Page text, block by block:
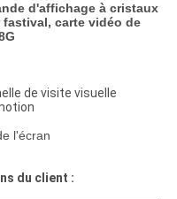
d'affichage à cristaux
carte vidéo de
de visite visuelle
l'écran
du client :